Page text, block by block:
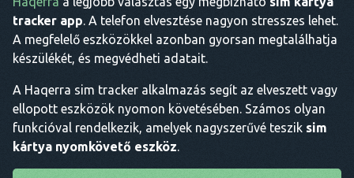
tracker app. A telefon elvesztése nagyon stresszes lehet.
A megfelelő eszközökkel azonban gyorsan megtalálhatja
készülékét, és megvédheti adatait.
A Haqerra sim tracker alkalmazás segít az elveszett vagy
ellopott eszközök nyomon követésében. Számos olyan
funkcióval rendelkezik, amelyek nagyszerűvé teszik sim
kártya nyomkövető eszköz.